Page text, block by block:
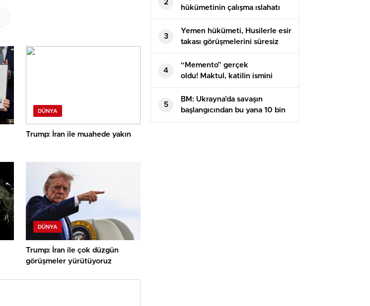
DÜNYA
Trump: İran ile muahede yakın
DÜNYA
Trump: İran ile çok düzgün
görüşmeler yürütüyoruz
2
hükümetinin çalışma ıslahatı
yasasını askıya aldı
3
Yemen hükümeti, Husilerle esir
takası görüşmelerini süresiz
erteledi
4
“Memento” gerçek
oldu! Maktul, katilin ismini
dövme yaptırmış
5
BM: Ukrayna’da savaşın
başlangıcından bu yana 10 bin
sivil öldürüldü